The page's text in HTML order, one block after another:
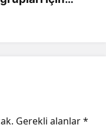
Gerekli alanlar*